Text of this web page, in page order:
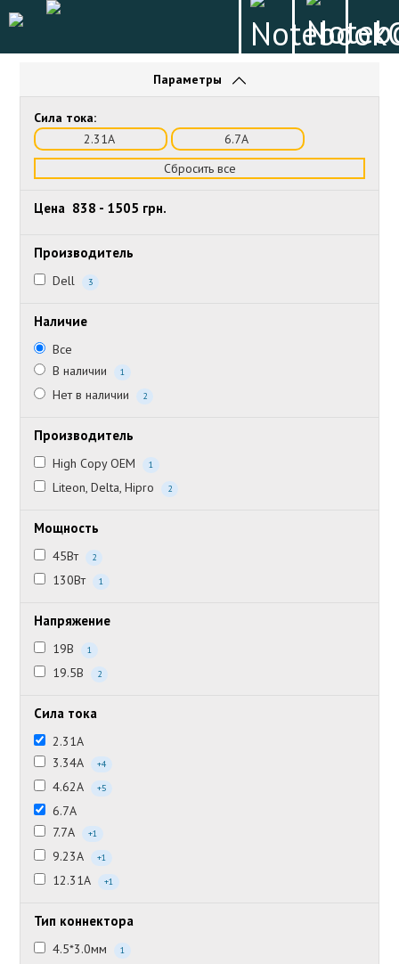
Параметры
Сила тока:
2.31А
6.7А
Сбросить все
Цена 838 - 1505 грн.
Производитель
Dell 3
Наличие
Все
В наличии
1
Нет в наличии 2
Производитель
High Copy OEM 1
Liteon, Delta, Hipro 2
Мощность
45Вт 2
130Вт 1
Напряжение
19В 1
19.5В 2
Сила тока
2.31А
3.34А
+4
4.62А +5
6.7А
7.7А
+1
9.23А +1
12.31А +1
Тип коннектора
4.5*3.0мм 1